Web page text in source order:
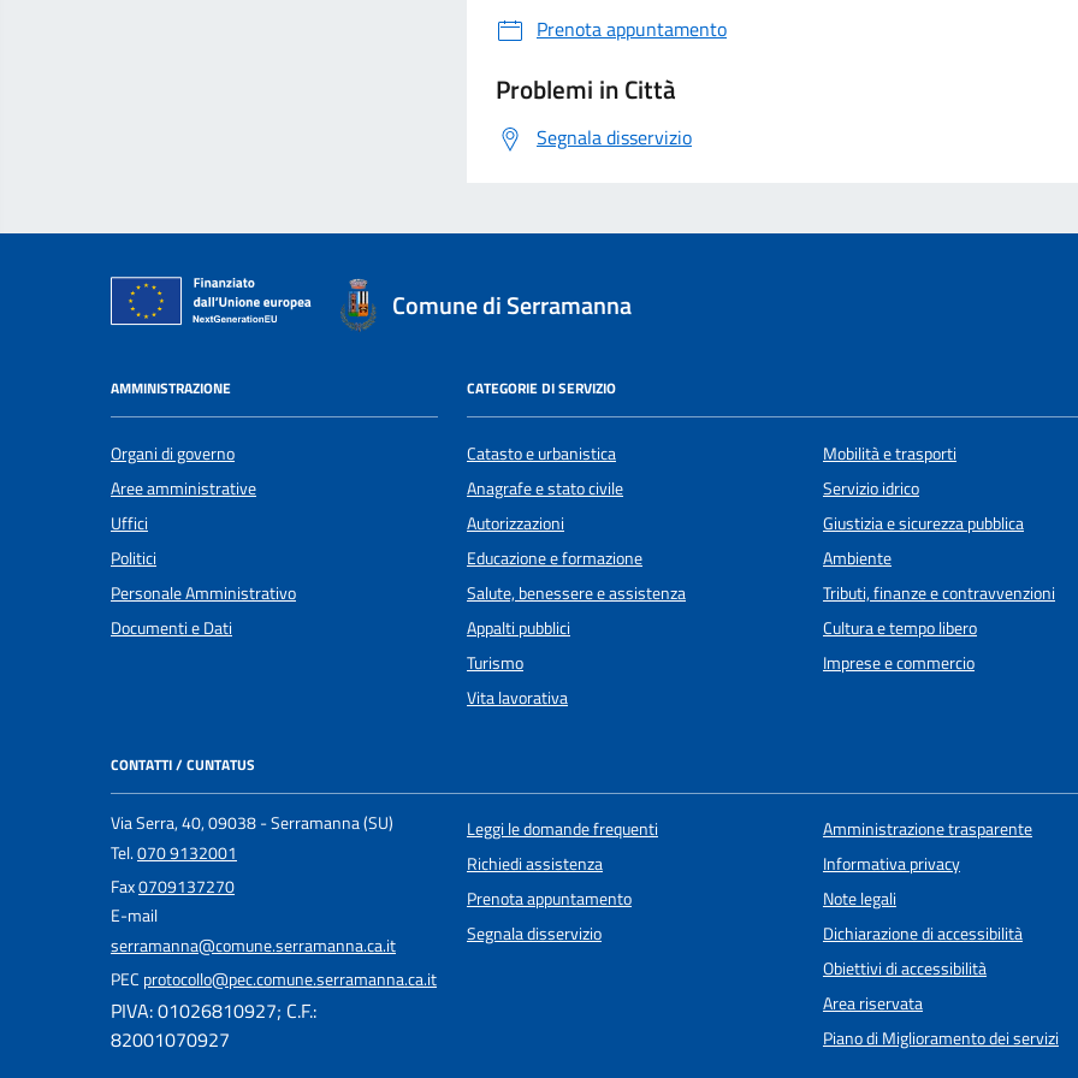
Prenota appuntamento
Problemi in Città
Segnala disservizio
Comune di Serramanna
AMMINISTRAZIONE
Organi di governo
Aree amministrative
Uffici
Politici
Personale Amministrativo
Documenti e Dati
CATEGORIE DI SERVIZIO
Catasto e urbanistica
Anagrafe e stato civile
Autorizzazioni
Educazione e formazione
Salute, benessere e assistenza
Appalti pubblici
Turismo
Vita lavorativa
Mobilità e trasporti
Servizio idrico
Giustizia e sicurezza pubblica
Ambiente
Tributi, finanze e contravvenzioni
Cultura e tempo libero
Imprese e commercio
CONTATTI / CUNTATUS
Via Serra, 40, 09038 - Serramanna (SU)
Tel.070 9132001
Fax0709137270
E-mail
serramanna@comune.serramanna.ca.it
PEC protocollo@pec.comune.serramanna.ca.it
PIVA: 01026810927; C.F.:
82001070927
Leggi le domande frequenti
Richiedi assistenza
Prenota appuntamento
Segnala disservizio
Amministrazione trasparente
Informativa privacy
Note legali
Dichiarazione di accessibilità
Obiettivi di accessibilità
Area riservata
Piano di Miglioramento dei servizi